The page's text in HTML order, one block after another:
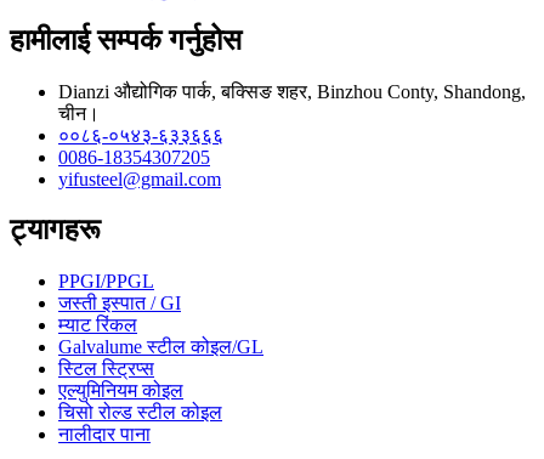
हामीलाई सम्पर्क गर्नुहोस
Dianzi औद्योगिक पार्क, बक्सिङ शहर, Binzhou Conty, Shandong,
चीन।
००८६-०५४३-६३३६६६
0086-18354307205
yifusteel@gmail.com
ट्यागहरू
PPGI/PPGL
जस्ती इस्पात / GI
म्याट रिंकल
Galvalume स्टील कोइल/GL
स्टिल स्ट्रिप्स
एल्युमिनियम कोइल
चिसो रोल्ड स्टील कोइल
नालीदार पाना